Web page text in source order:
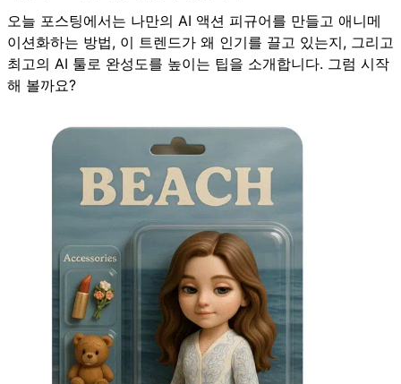
오늘 포스팅에서는 나만의 AI 액션 피규어를 만들고 애니메
이션화하는 방법, 이 트렌드가 왜 인기를 끌고 있는지, 그리고
최고의 AI 툴로 완성도를 높이는 팁을 소개합니다. 그럼 시작
해 볼까요?